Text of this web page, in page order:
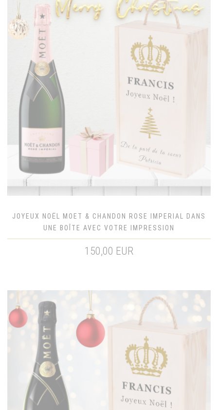
JOYEUX NOËL MOET & CHANDON ROSE IMPERIAL DANS
UNE BOÎTE AVEC VOTRE IMPRESSION
150,00 EUR